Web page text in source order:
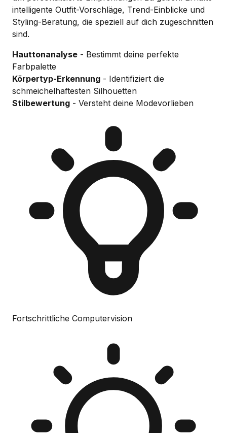
intelligente Outfit-Vorschläge, Trend-Einblicke und
Styling-Beratung, die speziell auf dich zugeschnitten
sind.
Hauttonanalyse - Bestimmt deine perfekte
Farbpalette
Körpertyp-Erkennung - Identifiziert die
schmeichelhaftesten Silhouetten
Stilbewertung - Versteht deine Modevorlieben
Fortschrittliche Computervision